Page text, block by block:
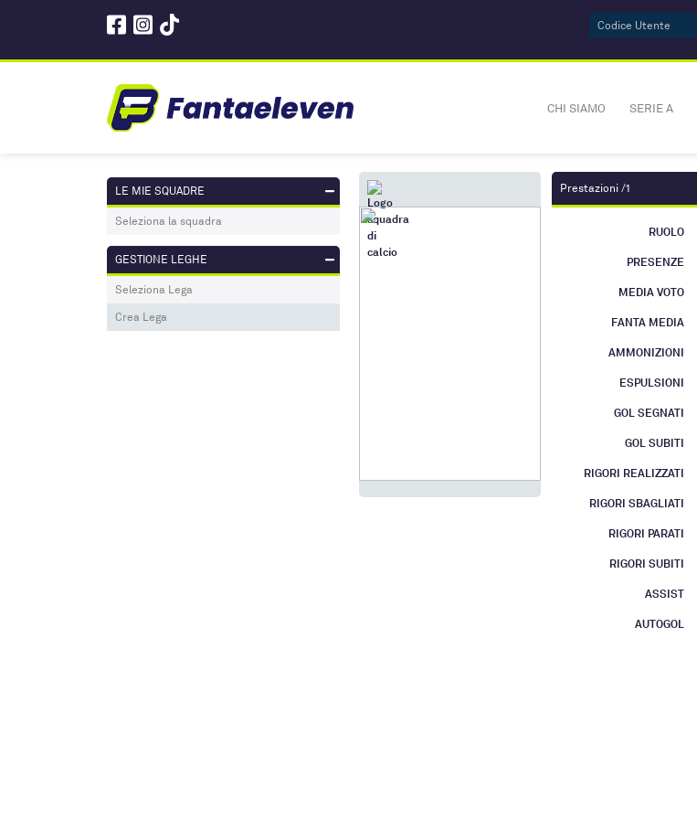
CHI SIAMO SERIE A
LE MIE SQUADRE
Seleziona la squadra
GESTIONE LEGHE
Seleziona Lega
Crea Lega
Prestazioni /1
RUOLO
PRESENZE
MEDIA VOTO
FANTA MEDIA
AMMONIZIONI
ESPULSIONI
GOL SEGNATI
GOL SUBITI
RIGORI REALIZZATI
RIGORI SBAGLIATI
RIGORI PARATI
RIGORI SUBITI
ASSIST
AUTOGOL